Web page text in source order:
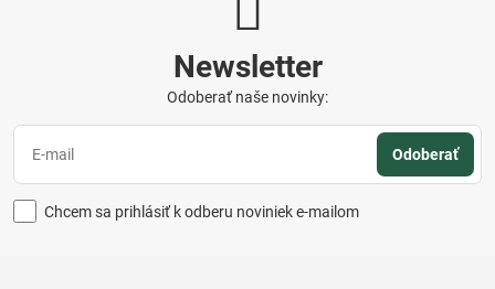
Newsletter
Odoberať naše novinky:
Odoberať
Chcem sa prihlásiť k odberu noviniek e-mailom